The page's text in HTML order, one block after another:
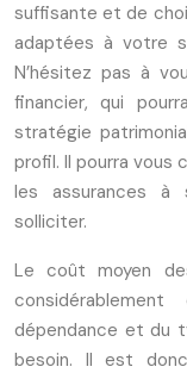
suffisante et de
adaptées à votre
N’hésitez pas à
financier, qui
stratégie
profil. Il pourra vous
les assurances à
solliciter.
Le coût moyen
dépendance et du
besoin. Il est